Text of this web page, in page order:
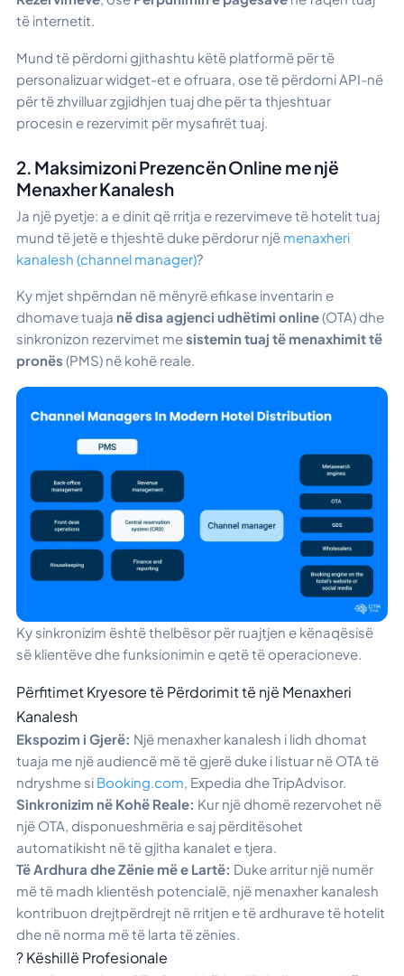
të internetit.
Mund të përdorni gjithashtu këtë platformë për të
personalizuar widget-et e ofruara, ose të përdorni API-në
për të zhvilluar zgjidhjen tuaj dhe për ta thjeshtuar
procesin e rezervimit për mysafirët tuaj.
2. Maksimizoni Prezencën Online me një
Menaxher Kanalesh
Ja një pyetje: a e dinit që rritja e rezervimeve të hotelit tuaj
mund të jetë e thjeshtë duke përdorur një menaxheri
kanalesh (channel manager)?
Ky mjet shpërndan në mënyrë efikase inventarin e
dhomave tuaja në disa agjenci udhëtimi online(OTA) dhe
sinkronizon rezervimet mesistemin tuaj të menaxhimit të
pronës (PMS) në kohë reale.
Ky sinkronizim është thelbësor për ruajtjen e kënaqësisë
së klientëve dhe funksionimin e qetë të operacioneve.
Përfitimet Kryesore të Përdorimit të një Menaxheri
Kanalesh
Ekspozim i Gjerë: Një menaxher kanalesh i lidh dhomat
tuaja me një audiencë më të gjerë duke i listuar në OTA të
ndryshme si Booking.com, Expedia dhe TripAdvisor.
Sinkronizim në Kohë Reale: Kur një dhomë rezervohet në
një OTA, disponueshmëria e saj përditësohet
automatikisht në të gjitha kanalet e tjera.
Të Ardhura dhe Zënie më e Lartë: Duke arritur një numër
më të madh klientësh potencialë, një menaxher kanalesh
kontribuon drejtpërdrejt në rritjen e të ardhurave të hotelit
dhe në norma më të larta të zënies.
? Këshillë Profesionale